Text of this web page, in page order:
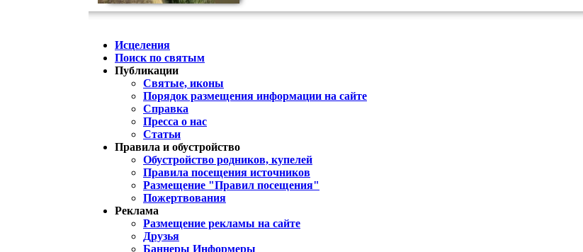
Исцеления
Поиск по святым
Публикации
Святые, иконы
Порядок размещения информации на сайте
Справка
Пресса о нас
Статьи
Правила и обустройство
Обустройство родников, купелей
Правила посещения источников
Размещение "Правил посещения"
Пожертвования
Реклама
Размещение рекламы на сайте
Друзья
Баннеры Информеры